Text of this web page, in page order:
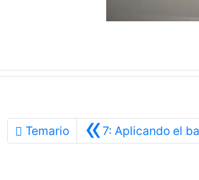
Temario «7: Aplicando el